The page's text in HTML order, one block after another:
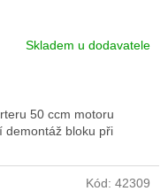
Skladem u dodavatele
50 ccm motoru
demontáž bloku při
Kód: 42309